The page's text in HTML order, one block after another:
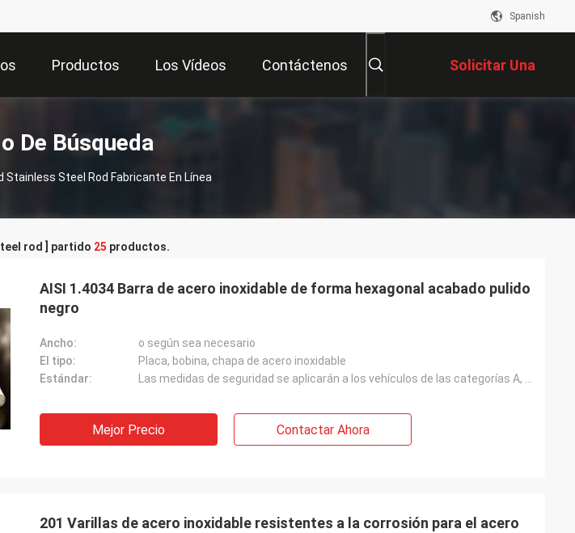
Spanish
Productos Los Vídeos Contáctenos Solicitar Una
Cotización
De Búsqueda
Stainless Steel Rod Fabricante En Línea
rod ] partido 25 productos.
AISI 1.4034 Barra de acero inoxidable de forma hexagonal acabado pulido
negro
Ancho:
o según sea necesario
El tipo:
Placa, bobina, chapa de acero inoxidable
Estándar:
Mejor Precio Contactar Ahora
201 Varillas de acero inoxidable resistentes a la corrosión para el acero